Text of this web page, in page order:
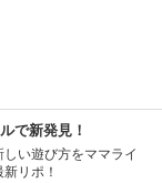
で新発見！
い遊び方をママライ
リポ！